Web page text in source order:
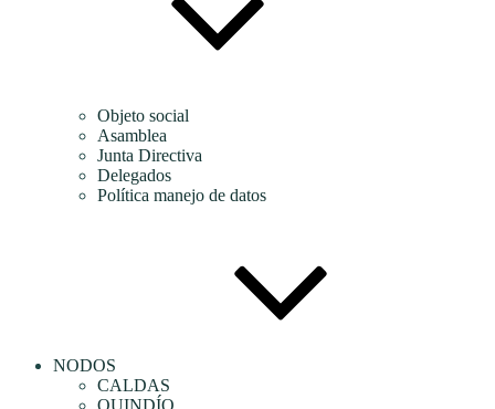
Objeto social
Asamblea
Junta Directiva
Delegados
Política manejo de datos
NODOS
CALDAS
QUINDÍO